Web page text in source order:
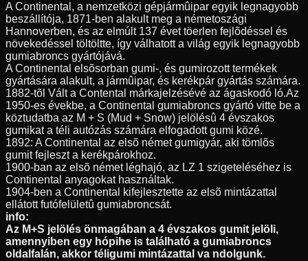
A Continental, a nemzetközi gépjármûipar egyik legnagyobb
beszállítója, 1871-ben alakult meg a németoszági
Hannoverben, és az elmúlt 137 évet töerlen fejlõdéssel és
növekedéssel töltöltte, így válhatott a világ egyik legnagyobb
gumiabroncs gyártójává.
A Continental elsõsorban gumi-, és gumirozott termékek
gyártására alakult, a jármûipar, és kerékpár gyártás számára.
1882-tõl Vált a Contental márkajelzésévé az ágaskodó ló.Az
1950-es évekbe, a Continental gumiabroncs gyártó vitte be a
köztudatba az M + S (Mud + Snow) jelölésû 4 évszakos
gumikat a téli autózás számára elfogadott gumi közé.
1892: A Continental az elsõ német gumigyár, aki tömlõs
gumit fejleszt a kerékpárokhoz.
1900-ban az elsõ német léghajó, az LZ 1 szigeteléséhez is
Continental anyagokat használtak.
1904-ben a Continental kifejlesztette az elsõ mintázattal
ellátott futófelületû gumiabroncsát.
info:
Az M+S jelölés önmagában a 4 évszakos gumit jelöli,
amennyiben egy hópihe is található a gumiabroncs
oldalfalán, akkor téligumi mintázattal va ndolgunk.